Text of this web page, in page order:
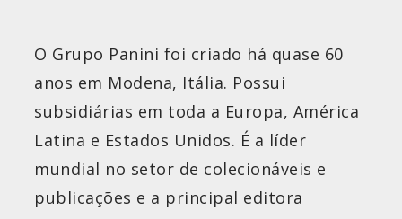
O Grupo Panini foi criado há quase 60
anos em Modena, Itália. Possui
subsidiárias em toda a Europa, América
Latina e Estados Unidos. É a líder
mundial no setor de colecionáveis e
publicações e a principal editora